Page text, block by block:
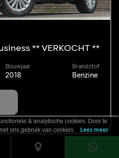
** VERKOCHT **
Bouwjaar
2018
Brandstof
Benzine
& analytische cookies. Door te
ons gebruik van cookies.
Lees meer